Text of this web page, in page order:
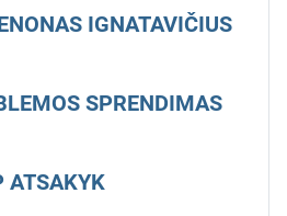
IGNATAVIČIUS
SPRENDIMAS
ATSAKYK